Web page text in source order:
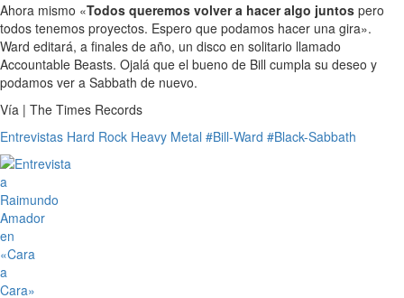
Ahora mismo «Todos queremos volver a hacer algo juntos pero
todos tenemos proyectos. Espero que podamos hacer una gira».
Ward editará, a finales de año, un disco en solitario llamado
Accountable Beasts. Ojalá que el bueno de Bill cumpla su deseo y
podamos ver a Sabbath de nuevo.
Vía | The Times Records
Entrevistas Hard Rock Heavy Metal #Bill-Ward #Black-Sabbath